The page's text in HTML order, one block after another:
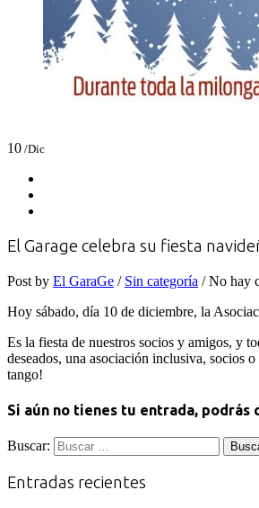
10 /Dic
El Garage celebra su fiesta
Post by El GaraGe / Sin categoría / No hay
Hoy sábado, día 10 de diciembre, la
Es la fiesta de nuestros socios y amigos, y
deseados, una asociación inclusiva, socios
tango!
Si aún no tienes tu entrada, podrás
Buscar:
Entradas recientes